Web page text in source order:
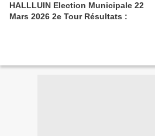
HALLLUIN Election Municipale 22
Mars 2026 2e Tour Résultats :